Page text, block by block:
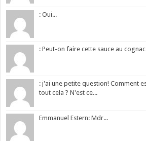
: Oui...
: Peut-on faire cette sauce au cognac
: j'ai une petite question! Comment
tout cela ? N'est ce...
Emmanuel Estern: Mdr...